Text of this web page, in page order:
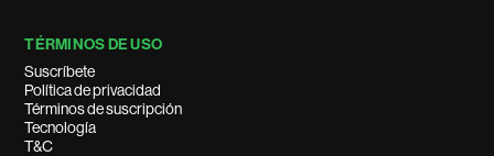
TÉRMINOS DE USO
Suscríbete
Política de privacidad
Términos de suscripción
Tecnología
T&C